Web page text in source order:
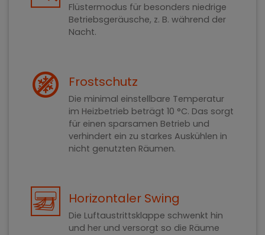
Flüstermodus für besonders niedrige
Betriebsgeräusche, z. B. während der
Nacht.
Frostschutz
Die minimal einstellbare Temperatur
im Heizbetrieb beträgt 10 °C. Das sorgt
für einen sparsamen Betrieb und
verhindert ein zu starkes Auskühlen in
nicht genutzten Räumen.
Horizontaler Swing
Die Luftaustrittsklappe schwenkt hin
und her und versorgt so die Räume